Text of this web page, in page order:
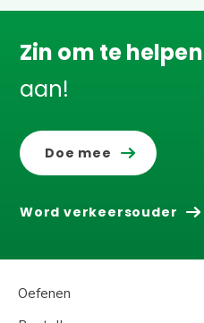
Zin om te
aan!
Doe mee
Word verkeersouder
Oefenen